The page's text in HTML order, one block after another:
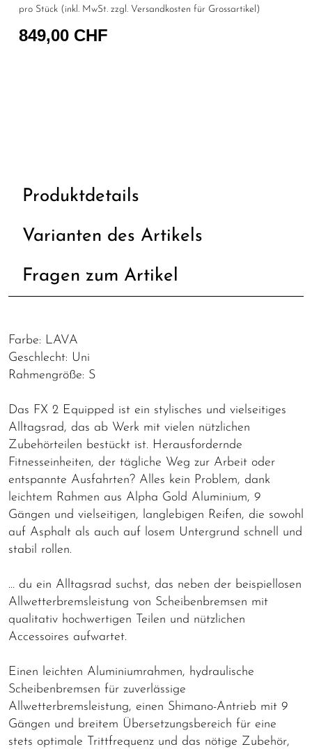
pro Stück (inkl. MwSt. zzgl. Versandkosten für Grossartikel )
849,00 CHF
Produktdetails
Varianten des Artikels
Fragen zum Artikel
Farbe: LAVA
Geschlecht: Uni
Rahmengröße: S
Das FX 2 Equipped ist ein stylisches und vielseitiges
Alltagsrad, das ab Werk mit vielen nützlichen
Zubehörteilen bestückt ist. Herausfordernde
Fitnesseinheiten, der tägliche Weg zur Arbeit oder
entspannte Ausfahrten? Alles kein Problem, dank
leichtem Rahmen aus Alpha Gold Aluminium, 9
Gängen und vielseitigen, langlebigen Reifen, die sowohl
auf Asphalt als auch auf losem Untergrund schnell und
stabil rollen.
… du ein Alltagsrad suchst, das neben der beispiellosen
Allwetterbremsleistung von Scheibenbremsen mit
qualitativ hochwertigen Teilen und nützlichen
Accessoires aufwartet.
Einen leichten Aluminiumrahmen, hydraulische
Scheibenbremsen für zuverlässige
Allwetterbremsleistung, einen Shimano-Antrieb mit 9
Gängen und breitem Übersetzungsbereich für eine
stets optimale Trittfrequenz und das nötige Zubehör,